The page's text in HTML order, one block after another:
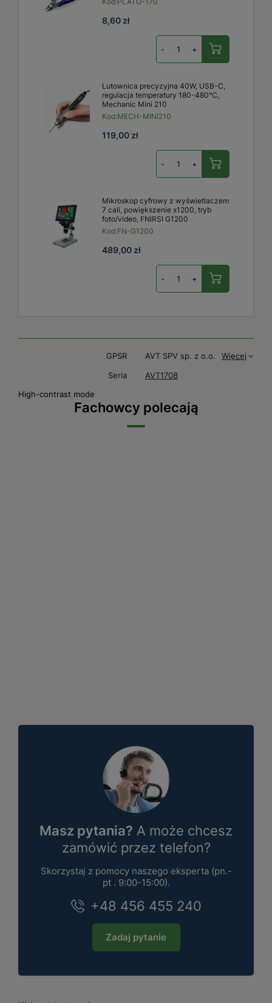
8,60 zł
- +
Lutownica precyzyjna 40W, USB-C,
regulacja temperatury 180-480°C,
Mechanic Mini 210
Kod:MECH-MINI210
119,00 zł
- +
Mikroskop cyfrowy z wyświetlaczem
7 cali, powiększenie x1200, tryb
foto/video, FNIRSI G1200
Kod:FN-G1200
489,00 zł
- +
GPSR AVT SPV sp. z o.o.
Więcej
Seria
AVT1708
High-contrast mode
Fachowcy polecają
Masz pytania? A może chcesz
zamówić przez telefon?
Skorzystaj z pomocy naszego eksperta (pn.-
pt . 9:00-15:00).
+48 456 455 240
Zadaj pytanie